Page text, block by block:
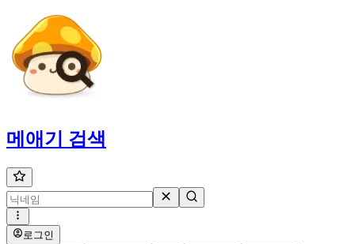
메애기 검색
로그인